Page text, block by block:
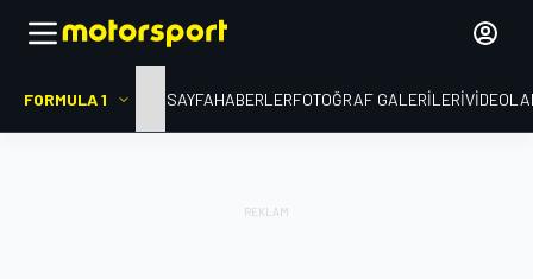
FORMULA 1 ANA SAYFAHABERLERFOTOĞRAF GALERILERI